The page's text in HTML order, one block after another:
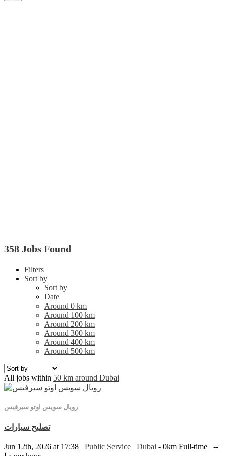
358 Jobs Found
Filters
Sort by
Sort by
Date
Around 0 km
Around 100 km
Around 200 km
Around 300 km
Around 400 km
Around 500 km
All jobs within 50 km around Dubai
رويال سويس اوتو سيرفيس
تصليح سيارات
Jun 12th, 2026 at 17:38 Public Service Dubai - 0km Full-time
--